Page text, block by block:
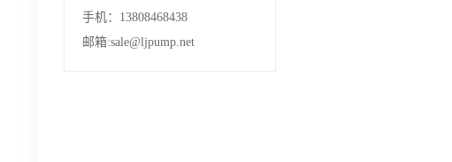
手机：13808468438
邮箱:sale@ljpump.net